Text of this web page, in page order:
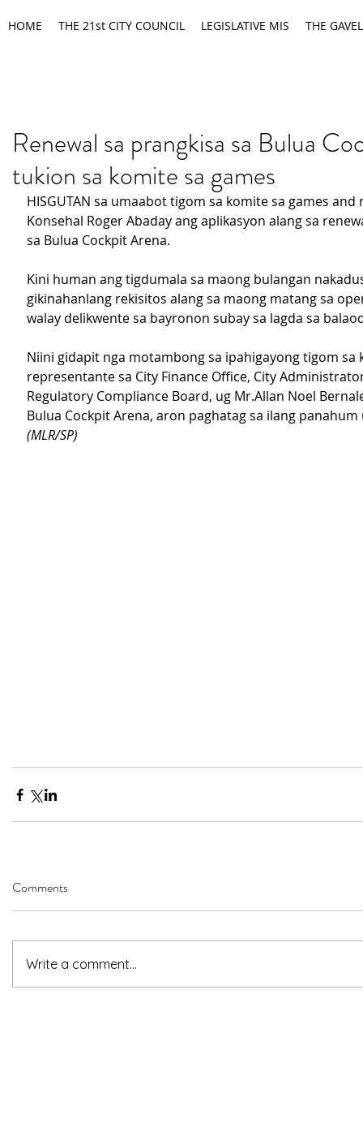
HOME THE 21st CITY COUNCIL LEGISLATIVE MIS THE GAVEL
Renewal sa prangkisa sa Bulua
tukion sa komite sa games
HISGUTAN sa umaabot tigom sa komite sa games
Konsehal Roger Abaday ang aplikasyon alang sa
sa Bulua Cockpit Arena.
Kini human ang tigdumala sa maong bulangan
gikinahanlang rekisitos alang sa maong matang sa
walay delikwente sa bayronon subay sa lagda sa
Niini gidapit nga motambong sa ipahigayong tigom sa
representante sa City Finance Office, City
Regulatory Compliance Board, ug Mr.Allan Noel
Bulua Cockpit Arena, aron paghatag sa ilang
(MLR/SP)
Comments
Write a comment...